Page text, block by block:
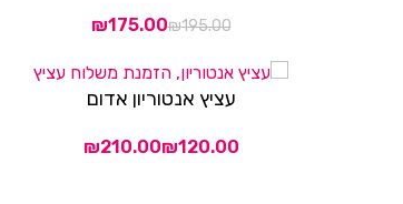
₪195.00
₪175.00
עציץ אנטוריון אדום
₪
₪